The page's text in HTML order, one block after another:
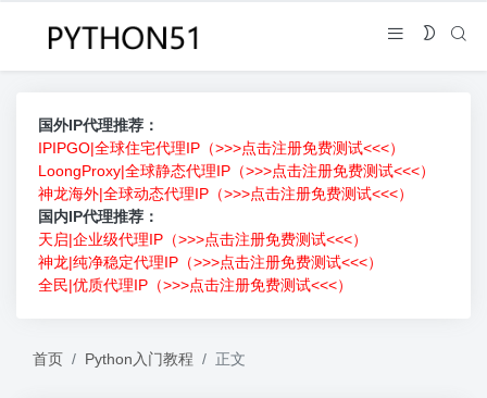
国外IP代理推荐：
IPIPGO|全球住宅代理IP（>>>点击注册免费测试<<<）
LoongProxy|全球静态代理IP（>>>点击注册免费测试<<<）
神龙海外|全球动态代理IP（>>>点击注册免费测试<<<）
国内IP代理推荐：
天启|企业级代理IP（>>>点击注册免费测试<<<）
神龙|纯净稳定代理IP（>>>点击注册免费测试<<<）
全民|优质代理IP（>>>点击注册免费测试<<<）
首页 Python入门教程 正文